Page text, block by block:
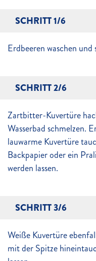
SCHRITT 1/6
Erdbeeren waschen
SCHRITT 2/6
Zartbitter-Kuvertüre
Wasserbad schmelzen.
lauwarme Kuvertüre
Backpapier oder ein
werden lassen.
SCHRITT 3/6
Weiße Kuvertüre
mit der Spitze